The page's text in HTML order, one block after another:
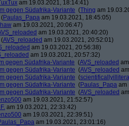
am 19.03.2021, 18:14:41)
gegen Südafrika-Variante (Thing am
(Paulas_Papa am 19.03.2021, 18:45:05)
am 19.03.2021, 20:06:47)
am 19.03.2021, 20:40:20)
(AVS_reloaded am 19.03.2021, 20:52:01)
am 19.03.2021, 20:56:38)
am 19.03.2021, 20:57:32)
gegen Südafrika-Variante (AVS_reloaded
gegen Südafrika-Variante (AVS_reloaded
gegen Südafrika-Variante (
gegen Südafrika-Variante (Paulas_Papa am
gegen Südafrika-Variante (AVS_reloaded
am 19.03.2021, 21:52:57)
am 19.03.2021, 22:33:42)
am 19.03.2021, 22:39:51)
am 19.03.2021, 23:01:16)